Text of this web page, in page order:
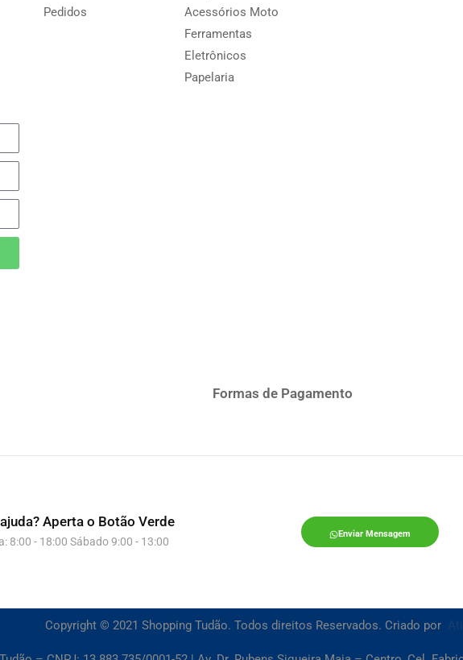
Pedidos
Acessórios Moto
Ferramentas
Eletrônicos
Papelaria
Formas de Pagamento
Aperta o Botão Verde
8:00 - 18:00 Sábado 9:00 - 13:00
Enviar Mensagem
Copyright © 2021 Shopping Tudão. Todos direitos Reservados. Criado por